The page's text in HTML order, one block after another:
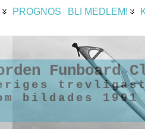
PROGNOS BLI MEDLEM!
Funboard
bildades